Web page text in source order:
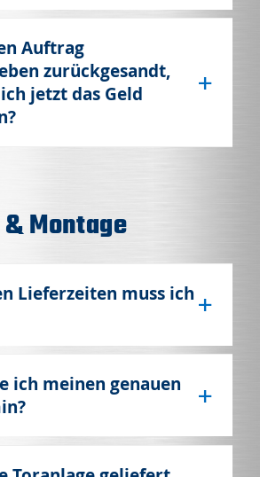
Auftrag
zurückgesandt,
jetzt das Geld
Montage
Lieferzeiten muss ich
ich meinen genauen